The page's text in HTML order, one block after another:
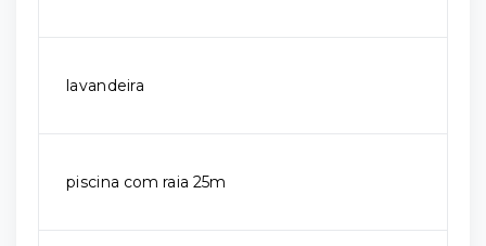
lavandeira
piscina com raia 25m